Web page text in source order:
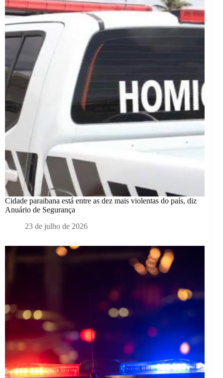
Cidade paraibana está entre as dez mais violentas do país, diz
Anuário de Segurança
23 de julho de 2026